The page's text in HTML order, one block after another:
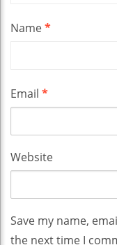
Name*
Email *
Website
Save my name,
the next time I